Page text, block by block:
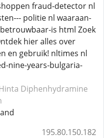
fraud-detector nl
politie nl waaraan-
is html Zoek
hier alles over
en gebruik! nltimes nl
nine-years-bulgaria-
Diphenhydramine
195.80.150.182